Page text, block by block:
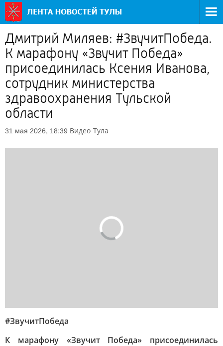
Дмитрий Миляев: #ЗвучитПобеда.
К марафону «Звучит Победа»
присоединилась Ксения Иванова,
сотрудник министерства
здравоохранения Тульской
области
31 мая 2026, 18:39 Видео Тула
#ЗвучитПобеда
К марафону «Звучит Победа» присоединилась